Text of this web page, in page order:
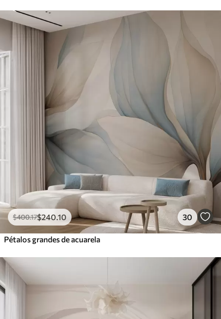
$400.17$240 .10 30
Pétalos grandes de acuarela